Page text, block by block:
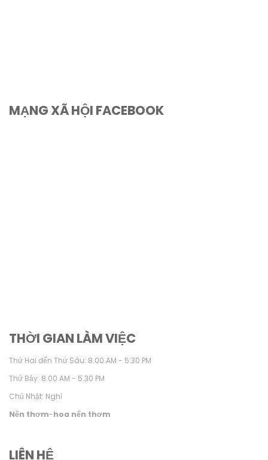
MẠNG XÃ HỘI FACEBOOK
THỜI GIAN LÀM VIỆC
Thứ Hai đến Thứ Sáu: 8.00 AM - 5.30 PM
Thứ Bảy: 8.00 AM - 5.30 PM
Chủ Nhật: Nghỉ
Nến thơm-hoa nến thơm
LIÊN HỆ